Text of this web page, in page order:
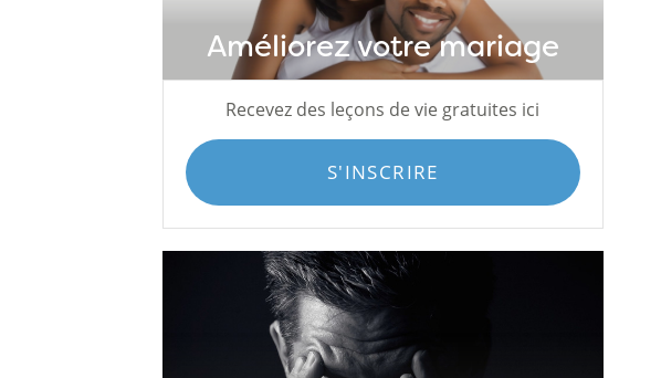
Améliorez votre mariage
Recevez des leçons de vie gratuites ici
S'INSCRIRE